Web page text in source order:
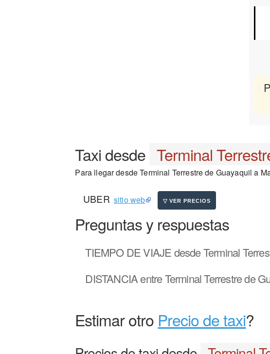
Taxi desde Terminal
Para llegar desde Terminal Terrestre de Guayaquil a
UBER sitio web
Preguntas y respuestas
TIEMPO DE VIAJEdesde Terminal
DISTANCIAentre Terminal Terrestre de
Estimar otro Precio de taxi?